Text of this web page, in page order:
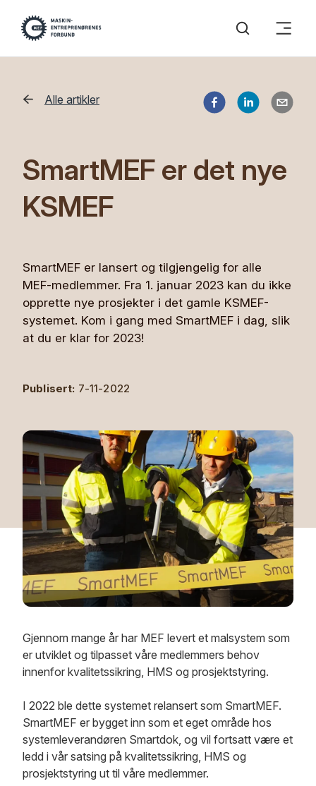
Alle artikler
SmartMEF er det nye
KSMEF
SmartMEF er lansert og tilgjengelig for alle
MEF-medlemmer. Fra 1. januar 2023 kan du ikke
opprette nye prosjekter i det gamle KSMEF-
systemet. Kom i gang med SmartMEF i dag, slik
at du er klar for 2023!
Publisert: 7-11-2022
Gjennom mange år har MEF levert et malsystem som
er utviklet og tilpasset våre medlemmers behov
innenfor kvalitetssikring, HMS og prosjektstyring.
I 2022 ble dette systemet relansert som SmartMEF.
SmartMEF er bygget inn som et eget område hos
systemleverandøren Smartdok, og vil fortsatt være et
ledd i vår satsing på kvalitetssikring, HMS og
prosjektstyring ut til våre medlemmer.